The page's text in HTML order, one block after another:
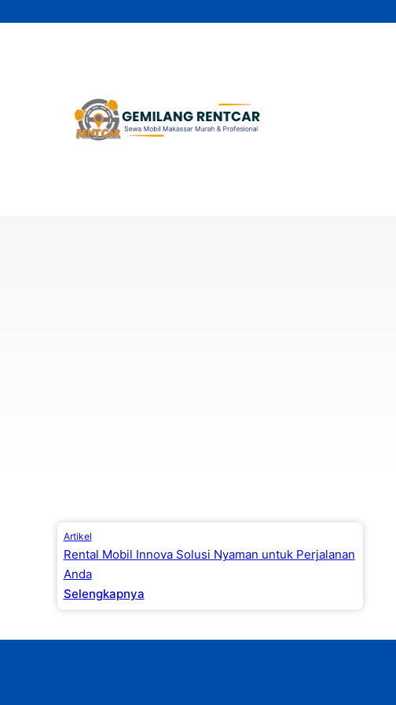
Artikel
Rental Mobil Innova Solusi Nyaman untuk Perjalanan
Anda
Selengkapnya